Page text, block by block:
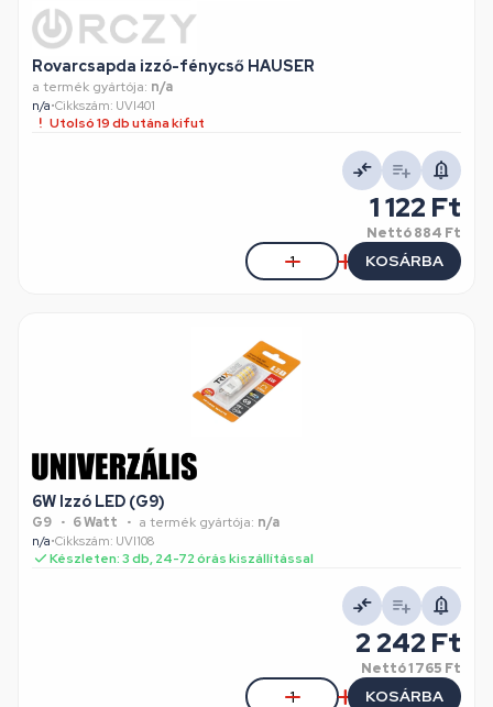
Rovarcsapda izzó-fénycső HAUSER
a termék gyártója: n/a
n/a•Cikkszám: UVI401
Utolsó 19 db utána kifut
1 122 Ft
Nettó884 Ft
KOSÁRBA
6W Izzó LED (G9)
G9 6 Watt a termék gyártója: n/a
n/a•Cikkszám: UVI108
Készleten: 3 db, 24-72 órás kiszállítással
2 242 Ft
Nettó1 765 Ft
KOSÁRBA